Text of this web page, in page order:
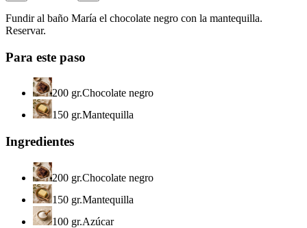
Fundir al baño María el chocolate negro con la mantequilla.
Reservar.
Para este paso
200 gr.Chocolate negro
150 gr.Mantequilla
Ingredientes
200 gr.Chocolate negro
150 gr.Mantequilla
100 gr.Azúcar